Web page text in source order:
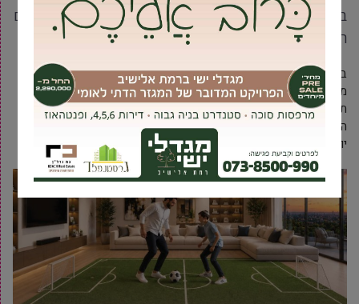
במרכז היום לקשיש – “הבית על הגבעה”. השבוע הודו להם
הקשישים ושרו לכבודם את שירו של עוזי חיטמן – “תודה”
בעוד מרבית תלמידי ישראל מעדיפים לנצל את חופשת הקיץ ליקיצה
מאוחרת וישיבה מול המחשב, בחרו 10 תלמידים בכיתות ח’-י’ לפתור
תשבצים, לשחק במשחקי חברה ולשוחח עם הקשישים ב”בית על
הגבעה” (מרכז היום לקשיש, חלקם מתנדבים זו השנה השנייה וכבר
יודעים לספר כי גם בסוכות הקרוב הם מתוכננים להגיע.